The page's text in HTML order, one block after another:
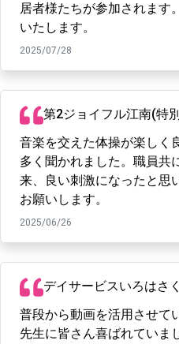
居者様たちが参加されます
いたします。
2025/07/28
第2ジョイフル江南(特
音楽を交えた体操が楽しく
多く聞かれました。職員共
来、良い刺激になったと思
お願いします。
2025/06/26
デイサービスいろはさ
普段から動画を活用させて
先生に皆さん喜ばれていま